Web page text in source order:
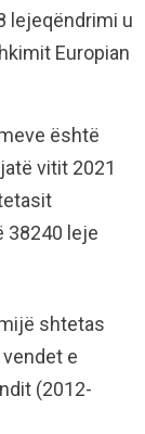
lejeqëndrimi u
Europian
është
vitit 2021
38240 leje
shtetas
e
(2012-